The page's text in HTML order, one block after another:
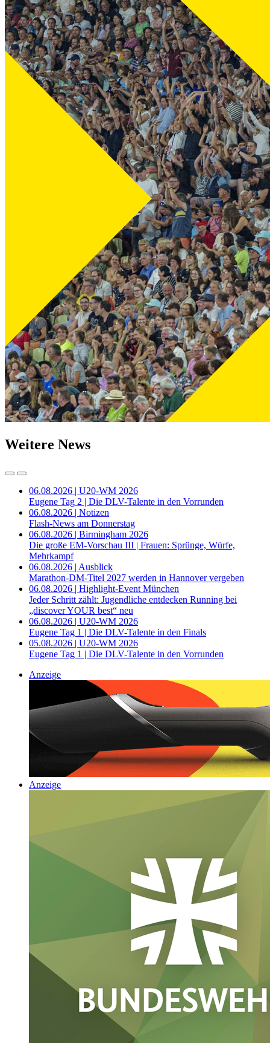
Weitere News
06.08.2026 | U20-WM 2026
Eugene Tag 2 | Die DLV-Talente in den Vorrunden
06.08.2026 | Notizen
Flash-News am Donnerstag
06.08.2026 | Birmingham 2026
Die große EM-Vorschau III | Frauen: Sprünge, Würfe,
Mehrkampf
06.08.2026 | Ausblick
Marathon-DM-Titel 2027 werden in Hannover vergeben
06.08.2026 | Highlight-Event München
Jeder Schritt zählt: Jugendliche entdecken Running bei
„discover YOUR best“ neu
06.08.2026 | U20-WM 2026
Eugene Tag 1 | Die DLV-Talente in den Finals
05.08.2026 | U20-WM 2026
Eugene Tag 1 | Die DLV-Talente in den Vorrunden
Anzeige
Anzeige